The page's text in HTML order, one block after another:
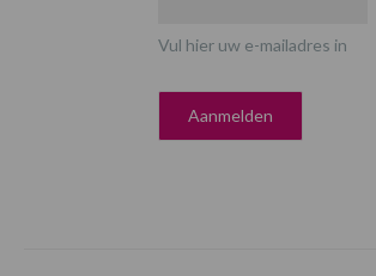
Vul hier uw e-mailadres in